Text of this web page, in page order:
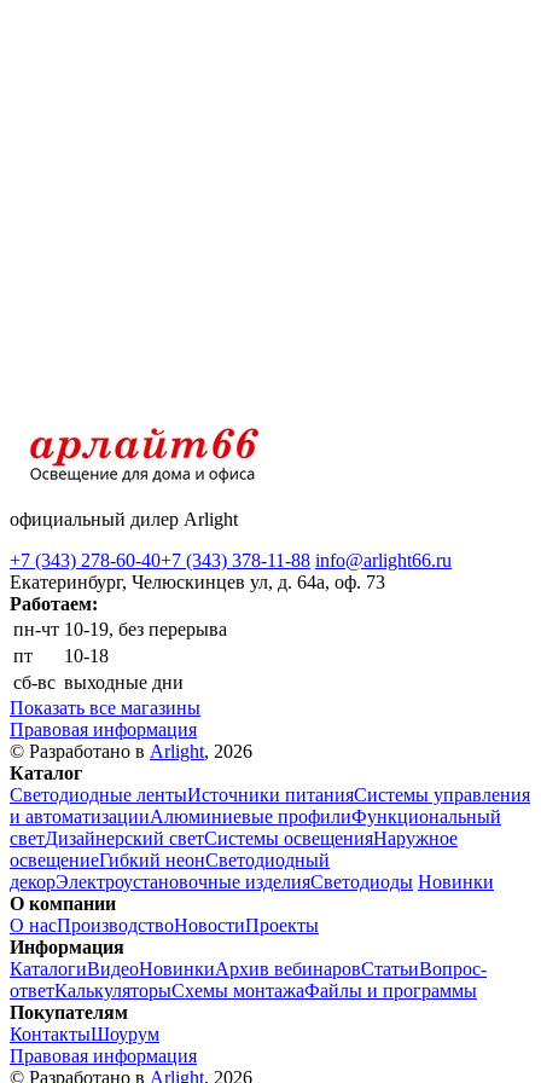
официальный дилер Arlight
+7 (343) 278-60-40+7 (343) 378-11-88 info@arlight66.ru
Екатеринбург, Челюскинцев ул, д. 64а, оф. 73
Работаем:
пн-чт 10-19, без перерыва
пт
10-18
сб-вс выходные дни
Показать все магазины
Правовая информация
© Разработано в Arlight, 2026
Каталог
Светодиодные лентыИсточники питанияСистемы управления
и автоматизацииАлюминиевые профилиФункциональный
светДизайнерский светСистемы освещенияНаружное
освещениеГибкий неонСветодиодный
декорЭлектроустановочные изделияСветодиоды Новинки
О компании
О насПроизводствоНовостиПроекты
Информация
КаталогиВидеоНовинкиАрхив вебинаровСтатьиВопрос-
ответКалькуляторыСхемы монтажаФайлы и программы
Покупателям
КонтактыШоурум
Правовая информация
© Разработано в Arlight, 2026